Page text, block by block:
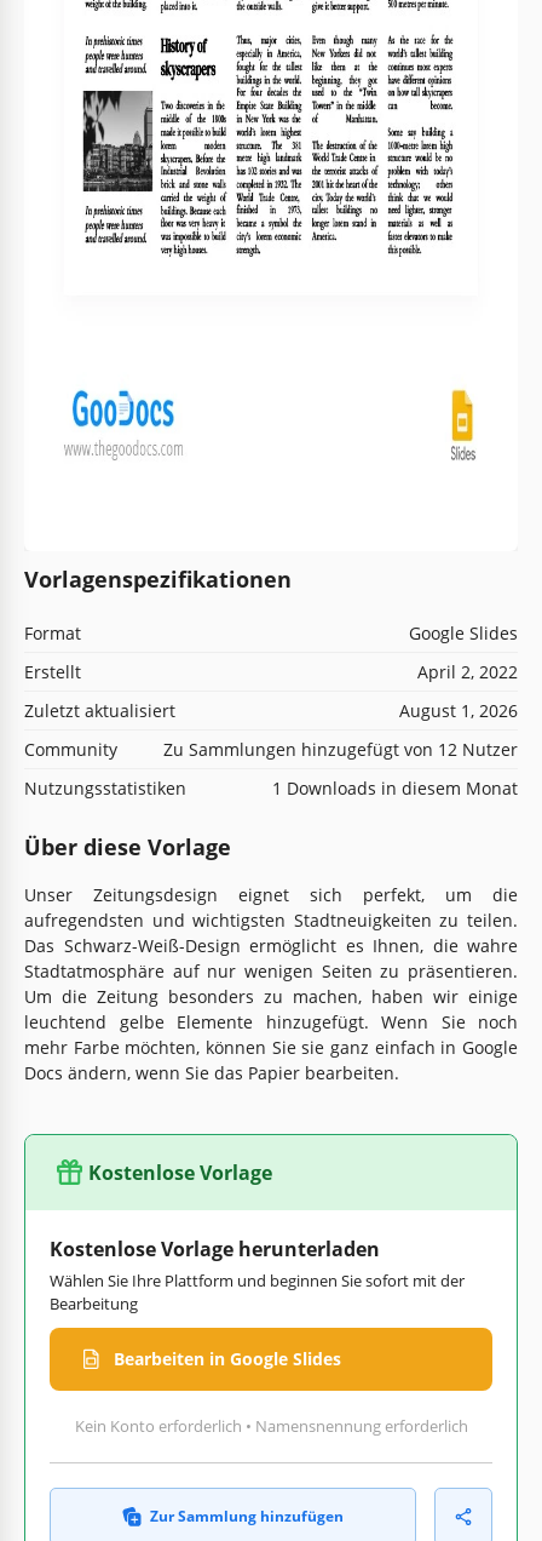
Vorlagenspezifikationen
Format
Google Slides
Erstellt
April 2, 2022
Zuletzt aktualisiert
August 1, 2026
Community
Zu Sammlungen hinzugefügt von 12 Nutzer
Nutzungsstatistiken
1 Downloads in diesem Monat
Über diese Vorlage
Unser Zeitungsdesign eignet sich perfekt, um die
aufregendsten und wichtigsten Stadtneuigkeiten zu teilen.
Das Schwarz-Weiß-Design ermöglicht es Ihnen, die wahre
Stadtatmosphäre auf nur wenigen Seiten zu präsentieren.
Um die Zeitung besonders zu machen, haben wir einige
leuchtend gelbe Elemente hinzugefügt. Wenn Sie noch
mehr Farbe möchten, können Sie sie ganz einfach in Google
Docs ändern, wenn Sie das Papier bearbeiten.
Kostenlose Vorlage
Kostenlose Vorlage herunterladen
Wählen Sie Ihre Plattform und beginnen Sie sofort mit der
Bearbeitung
Bearbeiten in Google Slides
Kein Konto erforderlich • Namensnennung erforderlich
Zur Sammlung hinzufügen